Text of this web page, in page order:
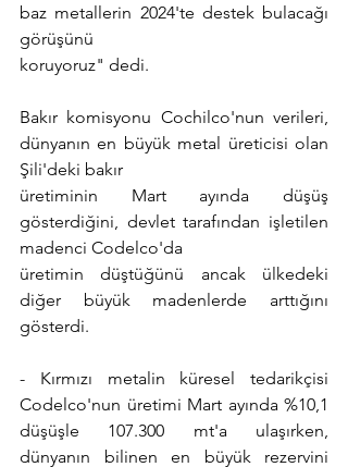
baz metallerin 2024'te destek bulacağı
görüşünü
koruyoruz" dedi.
Bakır komisyonu Cochilco'nun verileri,
dünyanın en büyük metal üreticisi olan
Şili'deki bakır
üretiminin Mart ayında düşüş
gösterdiğini, devlet tarafından işletilen
madenci Codelco'da
üretimin düştüğünü ancak ülkedeki
diğer büyük madenlerde arttığını
gösterdi.
- Kırmızı metalin küresel tedarikçisi
Codelco'nun üretimi Mart ayında %10,1
düşüşle 107.300 mt'a ulaşırken,
dünyanın bilinen en büyük rezervini